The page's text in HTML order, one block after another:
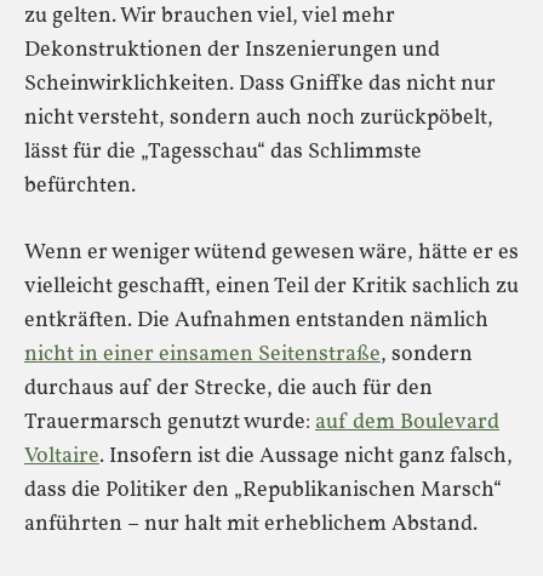
zu gelten. Wir brauchen viel, viel mehr
Dekonstruktionen der Inszenierungen und
Scheinwirklichkeiten. Dass Gniffke das nicht nur
nicht versteht, sondern auch noch zurückpöbelt,
lässt für die „Tagesschau“ das Schlimmste
befürchten.
Wenn er weniger wütend gewesen wäre, hätte er es
vielleicht geschafft, einen Teil der Kritik sachlich zu
entkräften. Die Aufnahmen entstanden nämlich
nicht in einer einsamen Seitenstraße, sondern
durchaus auf der Strecke, die auch für den
Trauermarsch genutzt wurde: auf dem Boulevard
Voltaire. Insofern ist die Aussage nicht ganz falsch,
dass die Politiker den „Republikanischen Marsch“
anführten – nur halt mit erheblichem Abstand.